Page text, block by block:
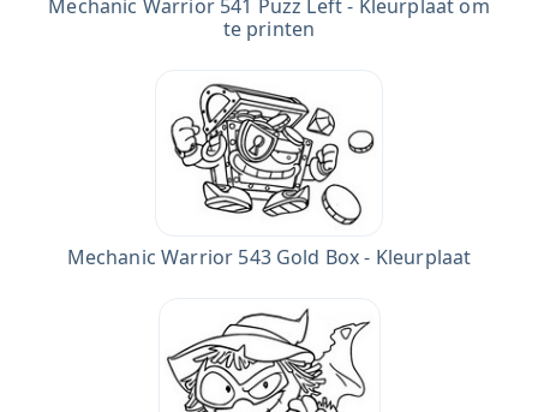
Mechanic Warrior 541 Puzz Left - Kleurplaat om
te printen
Mechanic Warrior 543 Gold Box - Kleurplaat